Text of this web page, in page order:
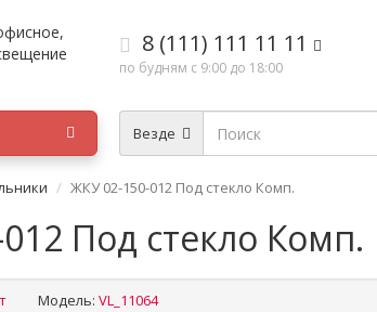
8 (111) 111 11 11
по будням с 9:00 до 18:00
Везде
ЖКУ 02-150-012 Под стекло Комп.
Под стекло Комп.
Модель: VL_11064